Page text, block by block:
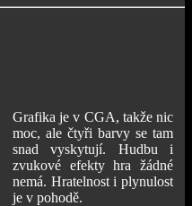
Grafika je v CGA, takže nic
moc, ale čtyři barvy se tam
snad vyskytují. Hudbu i
zvukové efekty hra žádné
nemá. Hratelnost i plynulost
je v pohodě.